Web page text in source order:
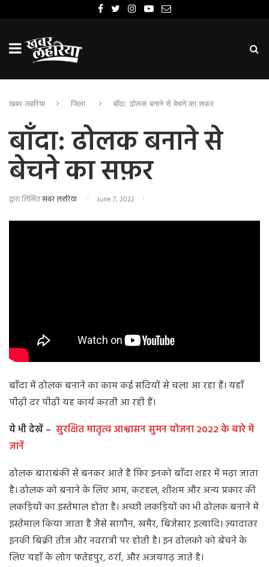
खबर लहरिया जिला बाँदा: ढोलक बनाने से बेचने का सफ़र
बाँदा: ढोलक बनाने से
बेचने का सफ़र
द्वारा लिखितखबर लहरिया June 7, 2022
बाँदा में ढोलक बनाने का काम कई सदियों से चला आ रहा हैं। यहाँ
पीढ़ी दर पीढ़ी यह कार्य करती आ रही हैं।
ये भी देखें – सुरक्षित मातृत्व आश्वासन सुमन योजना 2022 के बारे में
जानें
ढोलक बाराबंकी से बनकर आते है फ़िर इनको बाँदा शहर में मढ़ा जाता
है। ढोलक को बनाने के लिए आम, कटहल, शीशम और अन्य प्रकार की
लकड़ियों का इस्तेमाल होता है। अच्छी लकड़ियों का भी ढोलक बनाने में
इस्तेमाल किया जाता है जैसे सागौन, खमैर, बिजेसार इत्यादि। ज़्यादातर
इनकी बिक्री तीज और नवरात्री पर होती है। इन ढोलको को बेचने के
लिए यहाँ के लोग फतेहपुर, ठर्रा, और अजयगढ़ जाते है।